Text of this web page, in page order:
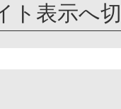
ト表示へ